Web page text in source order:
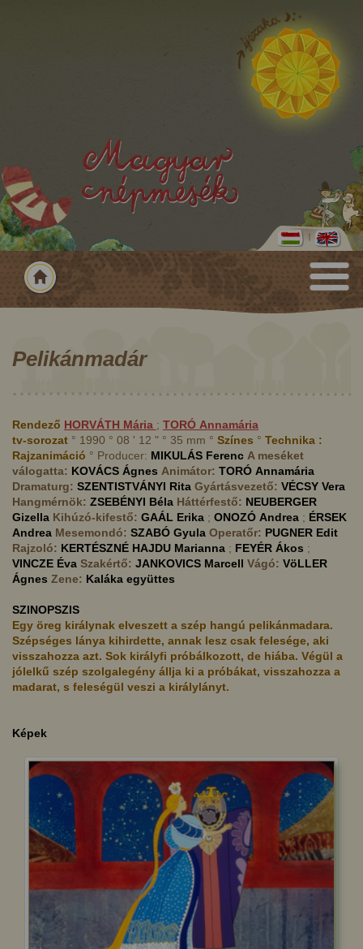
Pelikánmadár
Rendező HORVÁTH Mária ; TORÓ Annamária
tv-sorozat ° 1990 ° 08 ' 12 " ° 35 mm ° Színes ° Technika :
Rajzanimáció ° Producer: MIKULÁS Ferenc A meséket
válogatta: KOVÁCS Ágnes Animátor: TORÓ Annamária
Dramaturg: SZENTISTVÁNYI Rita Gyártásvezető: VÉCSY Vera
Hangmérnök: ZSEBÉNYI Béla Háttérfestő: NEUBERGER
Gizella Kihúzó-kifestő: GAÁL Erika ; ONOZÓ Andrea ; ÉRSEK
Andrea Mesemondó: SZABÓ Gyula Operatőr: PUGNER Edit
Rajzoló: KERTÉSZNÉ HAJDU Marianna ; FEYÉR Ákos ;
VINCZE Éva Szakértő: JANKOVICS Marcell Vágó: VöLLER
Ágnes Zene: Kaláka együttes
SZINOPSZIS
Egy öreg királynak elveszett a szép hangú pelikánmadara.
Szépséges lánya kihirdette, annak lesz csak felesége, aki
visszahozza azt. Sok királyfi próbálkozott, de hiába. Végül a
jólelkű szép szolgalegény állja ki a próbákat, visszahozza a
madarat, s feleségül veszi a királylányt.
Képek